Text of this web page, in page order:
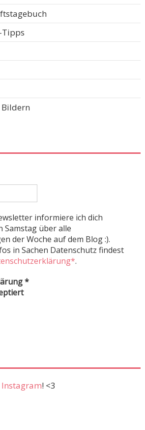
Tipps
Bildern
informiere ich dich
Samstag über alle
der Woche auf dem Blog :).
in Sachen Datenschutz findest
.
*
Instagram! <3